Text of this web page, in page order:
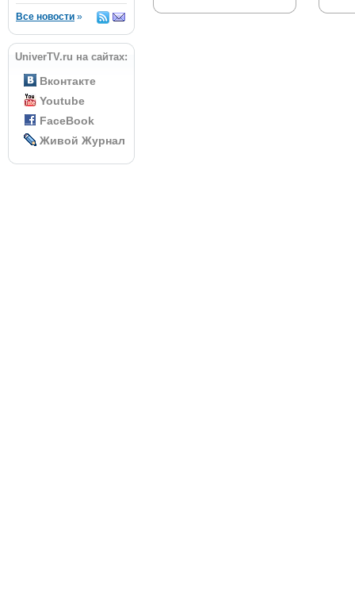
Все новости »
UniverTV.ru на сайтах:
Вконтакте
Youtube
FaceBook
Живой Журнал